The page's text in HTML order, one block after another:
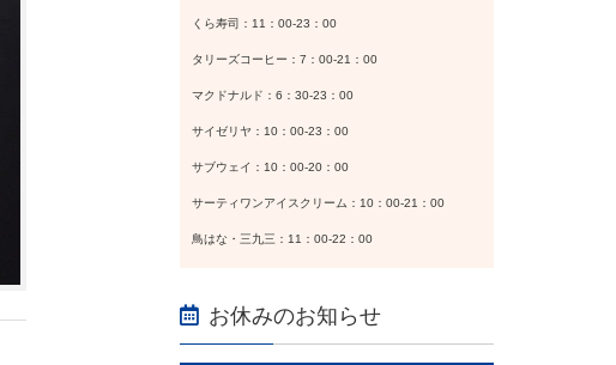
くら寿司：11：00-23：00
タリーズコーヒー：7：00-21：00
マクドナルド：6：30-23：00
サイゼリヤ：10：00-23：00
サブウェイ：10：00-20：00
サーティワンアイスクリーム：10：00-21：00
鳥はな・三九三：11：00-22：00
お休みのお知らせ